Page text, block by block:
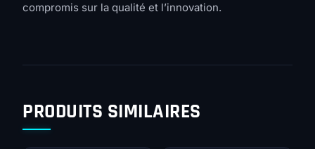
compromis sur la qualité et l’innovation.
PRODUITS SIMILAIRES